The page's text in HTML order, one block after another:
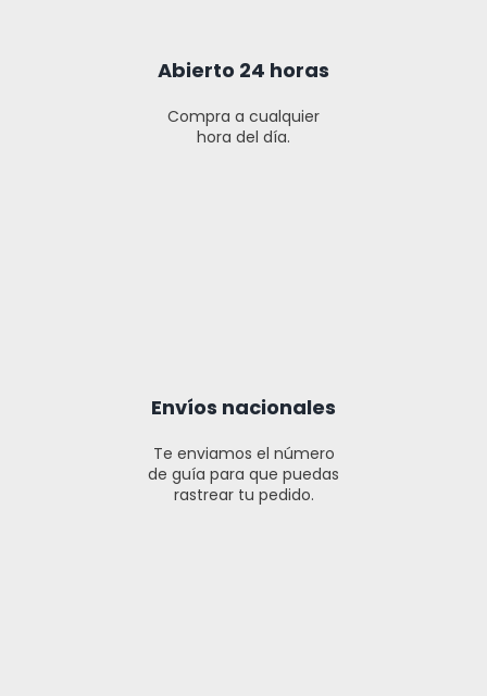
Abierto 24 horas
Compra a cualquier
hora del día.
Envíos nacionales
Te enviamos el número
de guía para que puedas
rastrear tu pedido.